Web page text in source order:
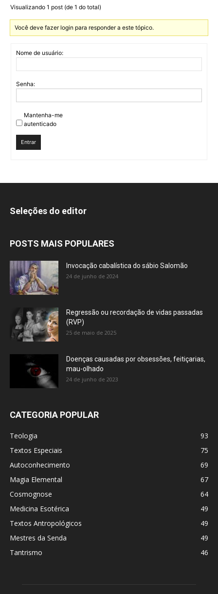
Visualizando 1 post (de 1 do total)
Você deve fazer login para responder a este tópico.
Nome de usuário:
Senha:
Mantenha-me
autenticado
Entrar
Seleções do editor
POSTS MAIS POPULARES
Invocação cabalística do sábio Salomão
24 de junho de 2024
Regressão ou recordação de vidas passadas
(RVP)
25 de maio de 2025
Doenças causadas por obsessões, feitiçarias,
mau-olhado
24 de junho de 2023
CATEGORIA POPULAR
Teologia
93
Textos Especiais
75
Autoconhecimento
69
Magia Elemental
67
Cosmognose
64
Medicina Esotérica
49
Textos Antropológicos
49
Mestres da Senda
49
Tantrismo
46